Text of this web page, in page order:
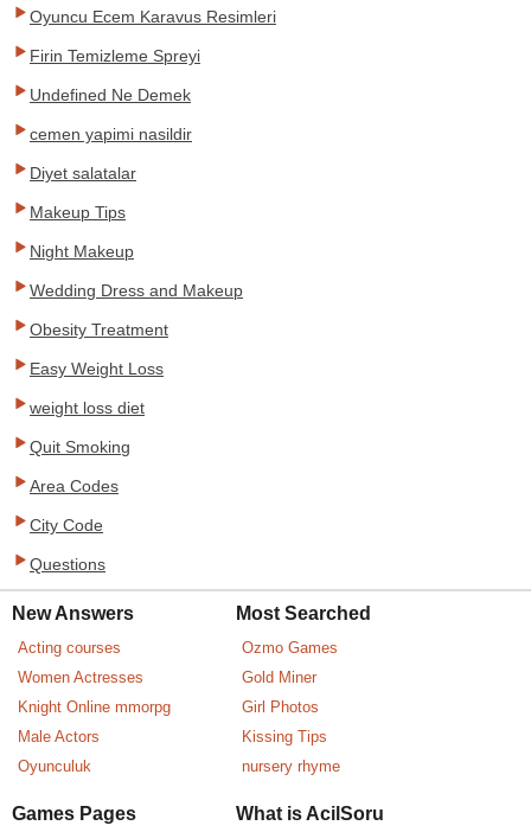
Oyuncu Ecem Karavus Resimleri
Firin Temizleme Spreyi
Undefined Ne Demek
cemen yapimi nasildir
Diyet salatalar
Makeup Tips
Night Makeup
Wedding Dress and Makeup
Obesity Treatment
Easy Weight Loss
weight loss diet
Quit Smoking
Area Codes
City Code
Questions
New Answers
Acting courses
Women Actresses
Knight Online mmorpg
Male Actors
Oyunculuk
Most Searched
Ozmo Games
Gold Miner
Girl Photos
Kissing Tips
nursery rhyme
Games Pages What is AcilSoru